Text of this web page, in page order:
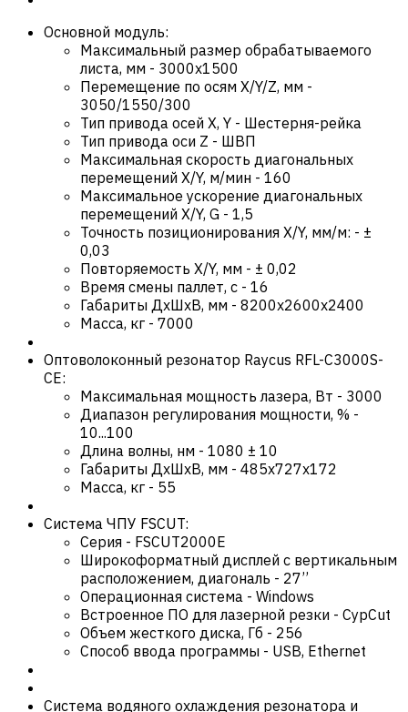
Основной модуль:
Максимальный размер обрабатываемого
листа, мм - 3000х1500
Перемещение по осям X/Y/Z, мм -
3050/1550/300
Тип привода осей X, Y - Шестерня-рейка
Тип привода оси Z - ШВП
Максимальная скорость диагональных
перемещений X/Y, м/мин - 160
Максимальное ускорение диагональных
перемещений X/Y, G - 1,5
Точность позиционирования X/Y, мм/м: - ±
0,03
Повторяемость X/Y, мм - ± 0,02
Время смены паллет, с - 16
Габариты ДхШхВ, мм - 8200х2600х2400
Масса, кг - 7000
Оптоволоконный резонатор Raycus RFL-C3000S-
CE:
Максимальная мощность лазера, Вт - 3000
Диапазон регулирования мощности, % -
10...100
Длина волны, нм - 1080 ± 10
Габариты ДхШхВ, мм - 485x727x172
Масса, кг - 55
Система ЧПУ FSCUT:
Серия - FSCUT2000E
Широкоформатный дисплей с вертикальным
расположением, диагональ - 27’’
Операционная система - Windows
Встроенное ПО для лазерной резки - CypCut
Объем жесткого диска, Гб - 256
Способ ввода программы - USB, Ethernet
Система водяного охлаждения резонатора и